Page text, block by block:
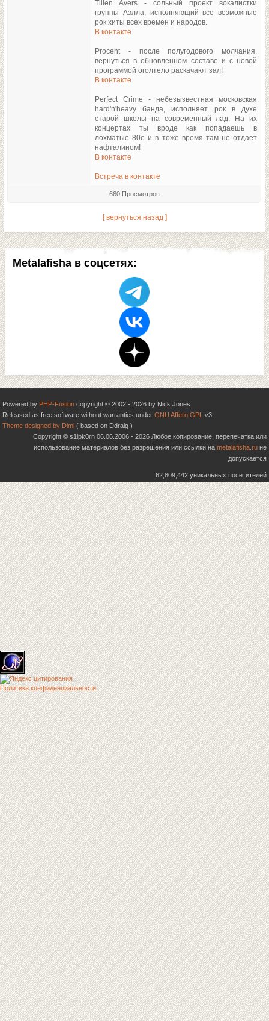
Metalafisha в соцсетях:
Tillen Avers - сольный проект вокалистки
группы Аэлла, исполняющий все возможные
рок хиты всех времен и народов.
В контакте
Procent - после полугодового молчания,
вернуться в обновленном составе и с новой
программой оголтело раскачают зал!
В контакте
Perfect Crime - небезызвестная московская
hard'n'heavy банда, исполняет рок в духе
старой школы на современный лад. На их
концертах ты вроде как попадаешь в
лохматые 80е и в тоже время там не отдает
нафталином!
В контакте
Встреча в контакте
660 Просмотров
[ вернуться назад ]
Powered by PHP-Fusion copyright © 2002 - 2026 by Nick Jones.
Released as free software without warranties under GNU Affero GPL v3.
Theme designed by Dimi ( based on Ddraig )
Copyright © s1ipk0rn 06.06.2006 - 2026 Любое копирование, перепечатка или
использование материалов без разрешения или ссылки на metalafisha.ru не
допускается
62,809,442 уникальных посетителей
Политика конфиденциальности